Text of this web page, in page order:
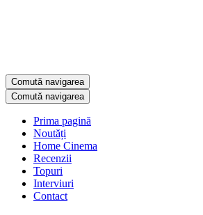
Comută navigarea
Comută navigarea
Prima pagină
Noutăți
Home Cinema
Recenzii
Topuri
Interviuri
Contact